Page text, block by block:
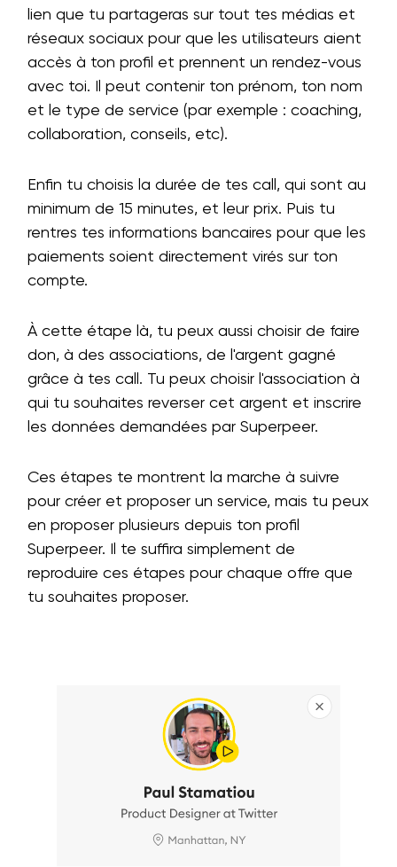
lien que tu partageras sur tout tes médias et
réseaux sociaux pour que les utilisateurs aient
accès à ton profil et prennent un rendez-vous
avec toi. Il peut contenir ton prénom, ton nom
et le type de service (par exemple : coaching,
collaboration, conseils, etc).
Enfin tu choisis la durée de tes call, qui sont au
minimum de 15 minutes, et leur prix. Puis tu
rentres tes informations bancaires pour que les
paiements soient directement virés sur ton
compte.
À cette étape là, tu peux aussi choisir de faire
don, à des associations, de l'argent gagné
grâce à tes call. Tu peux choisir l'association à
qui tu souhaites reverser cet argent et inscrire
les données demandées par Superpeer.
Ces étapes te montrent la marche à suivre
pour créer et proposer un service, mais tu peux
en proposer plusieurs depuis ton profil
Superpeer. Il te suffira simplement de
reproduire ces étapes pour chaque offre que
tu souhaites proposer.